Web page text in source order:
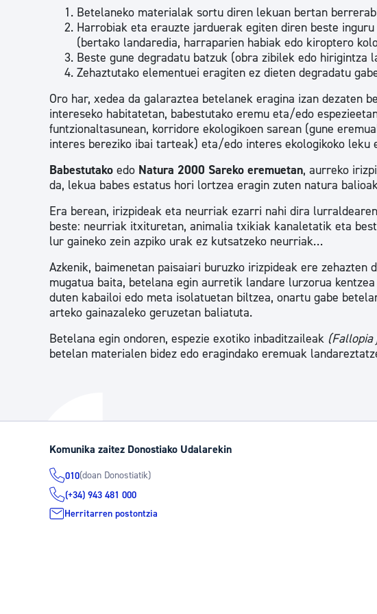
Betelaneko materialak sortu diren lekuan bertan
Harrobiak eta erauzte jarduerak egiten diren beste
(bertako landaredia, harraparien habiak edo kiroptero
Beste gune degradatu batzuk (obra zibilek edo hirigintza
Zehaztutako elementuei eragiten ez dieten degradatu
Oro har, xedea da galaraztea betelanek eragina izan dezaten
intereseko habitatetan, babestutako eremu eta/edo
funtzionaltasunean, korridore ekologikoen sarean (gune
interes bereziko ibai tarteak) eta/edo interes ekologikoko leku
Babestutako edo Natura 2000 Sareko eremuetan, aurreko
da, lekua babes estatus hori lortzea eragin zuten natura
Era berean, irizpideak eta neurriak ezarri nahi dira
beste: neurriak itxituretan, animalia txikiak kanaletatik eta
lur gaineko zein azpiko urak ez kutsatzeko neurriak…
Azkenik, baimenetan paisaiari buruzko irizpideak ere
mugatua baita, betelana egin aurretik landare lurzorua
duten kabailoi edo meta isolatuetan biltzea, onartu gabe
arteko gainazaleko geruzetan baliatuta.
Betelana egin ondoren, espezie exotiko inbaditzaileak (Fallopia
betelan materialen bidez edo eragindako eremuak
Komunika zaitez Donostiako Udalarekin
010(doan Donostiatik)
(+34) 943 481 000
Herritarren postontzia